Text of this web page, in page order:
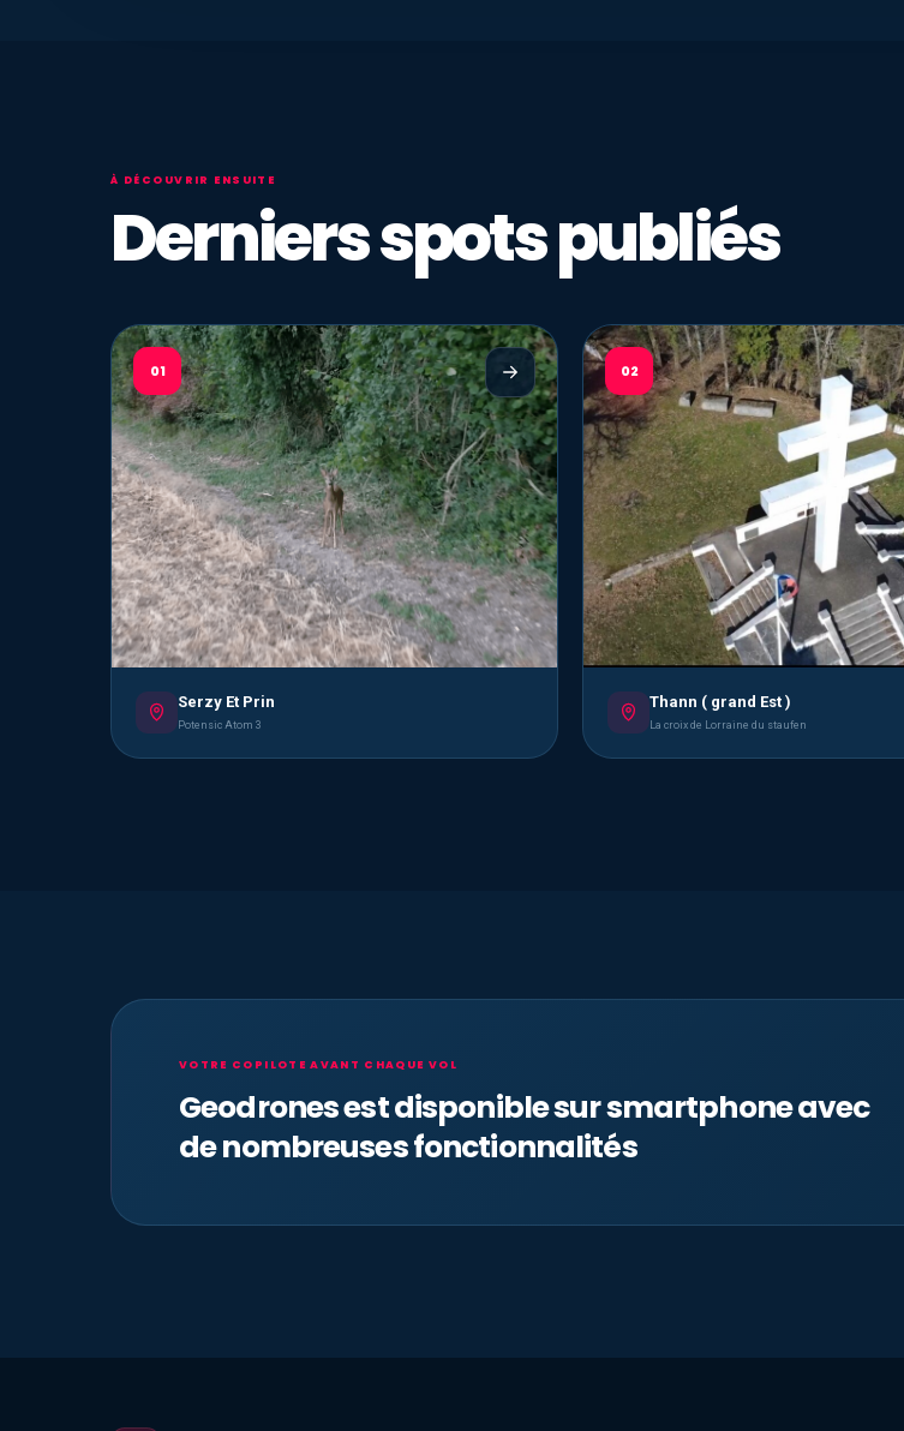
À DÉCOUVRIR ENSUITE
Derniers spots publiés
01
Serzy Et Prin
Potensic Atom 3
02
Thann ( grand Est )
La croix de Lorraine du staufen
VOTRE COPILOTE AVANT CHAQUE VOL
Geodrones est disponible sur smartphone avec
de nombreuses fonctionnalités